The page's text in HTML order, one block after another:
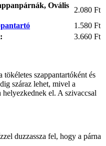
Ovális
2.080 Ft
1.580 Ft
3.660 Ft
tökéletes szappantartóként és
száraz lehet, mivel a
helyezkednek el. A szivaccsal
duzzassza fel, hogy a párna